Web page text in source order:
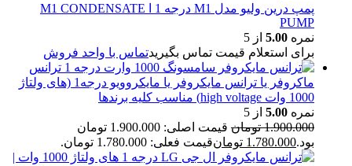
پمپ درین ولیو مدل M1 درجه 1 ا M1 CONDENSATE
PUMP
نمره 5.00 از 5
برای استعلام قیمت تماس بگیریدتماس با واحد فروش
ترانس
ماکروفر یا ترانس مایکروفر یا مایکروویو درجه1 (های ولتاژ
1000 وات high voltage) مناسب کلیه برندها
نمره 5.00 از 5
1.900.000 تومان
قیمت اصلی: 1.900.000 تومان
بود.1.780.000 تومانقیمت فعلی: 1.780.000 تومان.